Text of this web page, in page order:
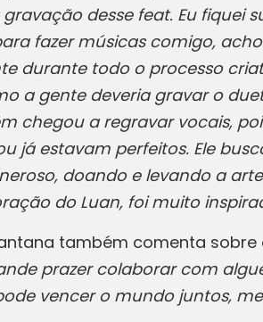
desse feat. Eu fiquei
fazer músicas comigo,
durante todo o processo
a gente deveria gravar o
chegou a regravar vocais,
já estavam perfeitos. Ele
doando e levando a
do Luan, foi muito
também comenta
prazer colaborar com
vencer o mundo juntos,